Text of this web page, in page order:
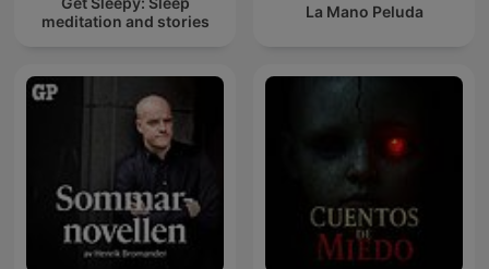
meditation and stories
La Mano Peluda